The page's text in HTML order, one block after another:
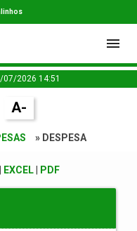
2026 14:51
A-
» DESPESA
EXCEL| PDF